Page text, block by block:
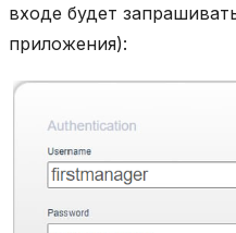
входе будет
приложения):